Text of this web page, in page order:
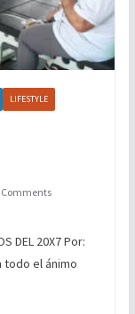
LIFESTYLE
Comments
DEL 20X7 Por:
todo el ánimo